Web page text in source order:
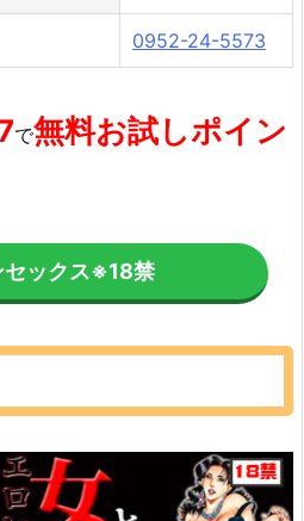
0952-24-5573
で無料お試しポイン
ックス※18禁